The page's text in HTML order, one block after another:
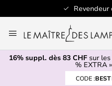
au
contenu
16% suppl. dès 83 CHF sur
% EXTRA »
CODE :BEST